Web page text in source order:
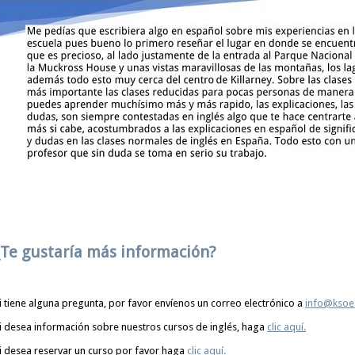
gustaría más información?
tiene alguna pregunta, por favor envíenos un correo electrónico a
desea información sobre nuestros cursos de inglés, haga clic aquí.
desea reservar un curso por favor haga clic aquí.